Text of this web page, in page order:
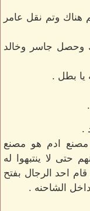
هناك وتم نقل عامر
وحصل جاسر وخالد
يا بطل .
.
مصنع ادم هو مصنع
حتى لا ينتبهوا له
احد الرجال بفتح
الشاحنه .